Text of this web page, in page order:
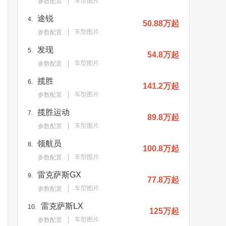
4. 途锐
参数配置 车型图片
50.88万起
5. 发现
参数配置 车型图片
54.8万起
6. 揽胜
参数配置 车型图片
141.2万起
7. 揽胜运动
参数配置 车型图片
89.8万起
8. 领航员
参数配置 车型图片
100.8万起
9. 雷克萨斯GX
参数配置 车型图片
77.8万起
10. 雷克萨斯LX
参数配置 车型图片
125万起